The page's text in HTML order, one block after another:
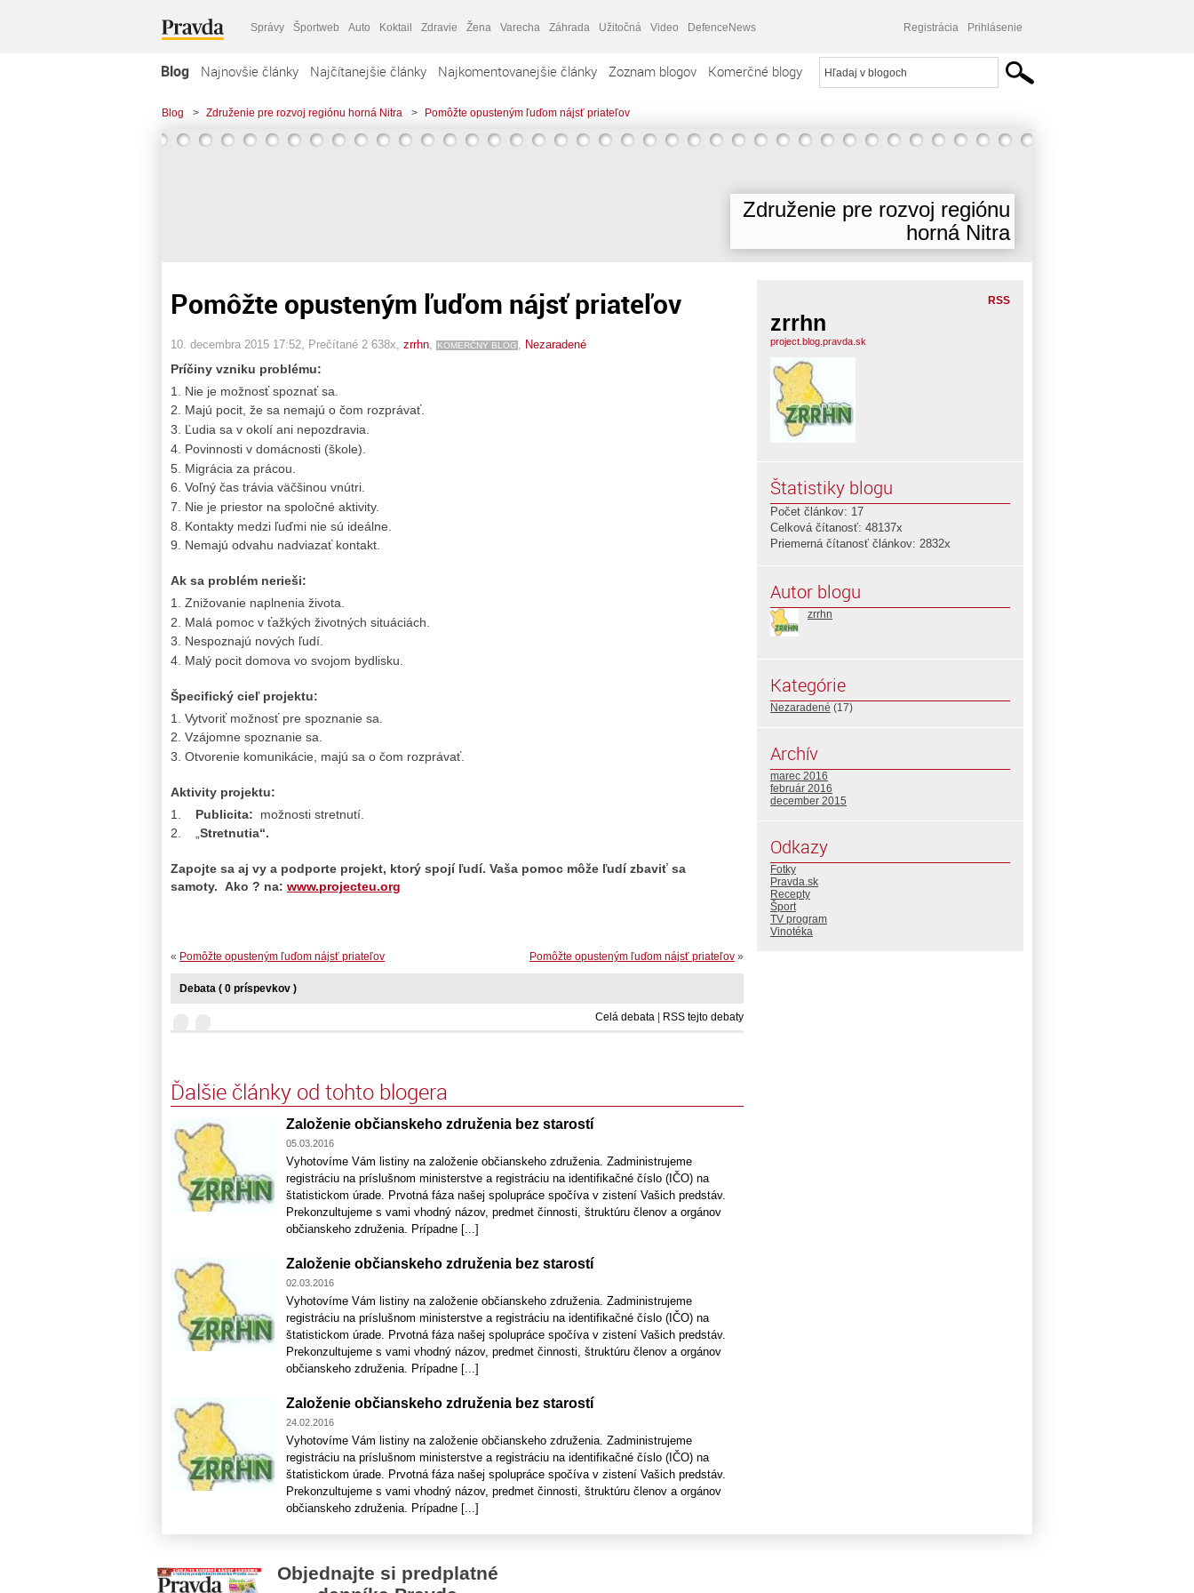
Správy Športweb Auto Koktail Zdravie Žena Varecha Záhrada Užitočná Video DefenceNews Registrácia Prihlásenie
Blog Najnovšie články Najčítanejšie články Najkomentovanejšie články Zoznam blogov Komerčné blogy
Blog > Združenie pre rozvoj regiónu horná Nitra > Pomôžte opusteným ľuďom nájsť priateľov
Združenie pre rozvoj regiónu
horná Nitra
Pomôžte opusteným ľuďom nájsť priateľov
10. decembra 2015 17:52 , Prečítané 2 638x, zrrhn KOMERČNÝ BLOG Nezaradené
Príčiny vzniku problému:
Nie je možnosť spoznať sa.
Majú pocit, že sa nemajú o čom rozprávať.
Ľudia sa v okolí ani nepozdravia.
Povinnosti v domácnosti (škole).
Migrácia za prácou.
Voľný čas trávia väčšinou vnútri.
Nie je priestor na spoločné aktivity.
Kontakty medzi ľuďmi nie sú ideálne.
Nemajú odvahu nadviazať kontakt.
Ak sa problém nerieši:
Znižovanie naplnenia života.
Malá pomoc v ťažkých životných situáciách.
Nespoznajú nových ľudí.
Malý pocit domova vo svojom bydlisku.
Špecifický cieľ projektu:
Vytvoriť možnosť pre spoznanie sa.
Vzájomne spoznanie sa.
Otvorenie komunikácie, majú sa o čom rozprávať.
Aktivity projektu:
Publicita: možnosti stretnutí.
„Stretnutia“.
Zapojte sa aj vy a podporte projekt, ktorý spojí ľudí. Vaša pomoc môže ľudí zbaviť sa
samoty. Ako ? na: www.projecteu.org
Pomôžte opusteným ľuďom nájsť priateľov »
« Pomôžte opusteným ľuďom nájsť priateľov
Debata ( 0 príspevkov )
Celá debata RSS tejto debaty
Ďalšie články od tohto blogera
Založenie občianskeho združenia bez starostí
05.03.2016
Vyhotovíme Vám listiny na založenie občianskeho združenia. Zadministrujeme
registráciu na príslušnom ministerstve a registráciu na identifikačné číslo (IČO) na
štatistickom úrade. Prvotná fáza našej spolupráce spočíva v zistení Vašich predstáv.
Prekonzultujeme s vami vhodný názov, predmet činnosti, štruktúru členov a orgánov
občianskeho združenia. Prípadne [...]
Založenie občianskeho združenia bez starostí
02.03.2016
Vyhotovíme Vám listiny na založenie občianskeho združenia. Zadministrujeme
registráciu na príslušnom ministerstve a registráciu na identifikačné číslo (IČO) na
štatistickom úrade. Prvotná fáza našej spolupráce spočíva v zistení Vašich predstáv.
Prekonzultujeme s vami vhodný názov, predmet činnosti, štruktúru členov a orgánov
občianskeho združenia. Prípadne [...]
Založenie občianskeho združenia bez starostí
24.02.2016
Vyhotovíme Vám listiny na založenie občianskeho združenia. Zadministrujeme
registráciu na príslušnom ministerstve a registráciu na identifikačné číslo (IČO) na
štatistickom úrade. Prvotná fáza našej spolupráce spočíva v zistení Vašich predstáv.
Prekonzultujeme s vami vhodný názov, predmet činnosti, štruktúru členov a orgánov
občianskeho združenia. Prípadne [...]
RSS
zrrhn
project.blog.pravda.sk
Štatistiky blogu
Počet článkov: 17
Celková čítanosť: 48137x
Priemerná čítanosť článkov: 2832x
Autor blogu
zrrhn
Kategórie
Nezaradené (17)
Archív
marec 2016
február 2016
december 2015
Odkazy
Fotky
Pravda.sk
Recepty
Šport
TV program
Vinotéka
Objednajte si predplatné